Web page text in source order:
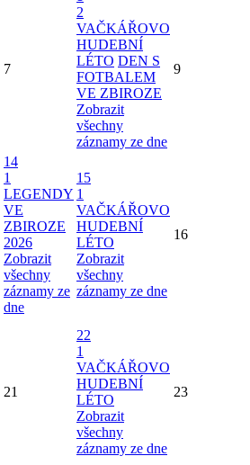
7
2
VAČKÁŘOVO
HUDEBNÍ
LÉTO DEN S
FOTBALEM
VE ZBIROZE
Zobrazit
všechny
záznamy ze dne
9
14
1
LEGENDY
VE
ZBIROZE
2026
Zobrazit
všechny
záznamy ze
dne
15
1
VAČKÁŘOVO
HUDEBNÍ
LÉTO
Zobrazit
všechny
záznamy ze dne
16
21
22
1
VAČKÁŘOVO
HUDEBNÍ
LÉTO
Zobrazit
všechny
záznamy ze dne
23